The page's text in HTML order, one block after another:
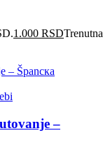
1.000 RSDTrenutna
–